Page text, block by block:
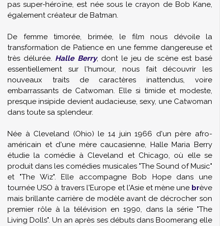
pas super-héroïne, est née sous le crayon de Bob Kane,
également créateur de Batman.
De femme timorée, brimée, le film nous dévoile la
transformation de Patience en une femme dangereuse et
très délurée. Halle Berry, dont le jeu de scène est basé
essentiellement sur l'humour, nous fait découvrir les
nouveaux traits de caractères inattendus, voire
embarrassants de Catwoman. Elle si timide et modeste,
presque insipide devient audacieuse, sexy, une Catwoman
dans toute sa splendeur.
Née à Cleveland (Ohio) le 14 juin 1966 d'un père afro-
américain et d'une mère caucasienne, Halle Maria Berry
étudie la comédie à Cleveland et Chicago, où elle se
produit dans les comédies musicales "The Sound of Music"
et "The Wiz". Elle accompagne Bob Hope dans une
tournée USO à travers l'Europe et l'Asie et mène une brève
mais brillante carrière de modèle avant de décrocher son
premier rôle à la télévision en 1990, dans la série "The
Living Dolls". Un an après ses débuts dans Boomerang elle